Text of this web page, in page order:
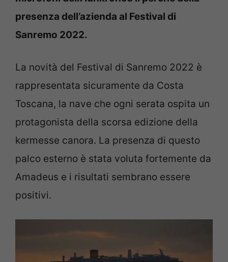
presenza dell’azienda al Festival di
Sanremo 2022.
La novità del Festival di Sanremo 2022 è
rappresentata sicuramente da Costa
Toscana, la nave che ogni serata ospita un
protagonista della scorsa edizione della
kermesse canora. La presenza di questo
palco esterno è stata voluta fortemente da
Amadeus e i risultati sembrano essere
positivi.